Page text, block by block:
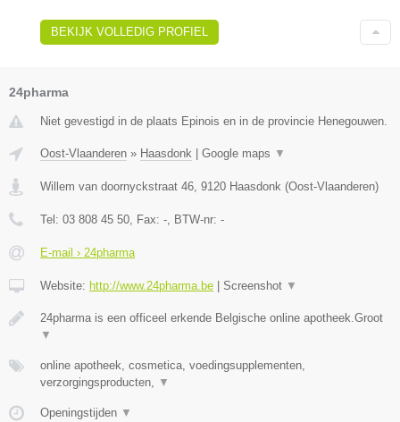
BEKIJK VOLLEDIG PROFIEL
24pharma
Niet gevestigd in de plaats Epinois en in de provincie Henegouwen.
Oost-Vlaanderen » Haasdonk Google maps ▼
Willem van doornyckstraat 46 9120 Haasdonk (Oost-Vlaanderen)
Tel: 03 808 45 50 , Fax: - , BTW-nr: -
E-mail › 24pharma
Website: http://www.24pharma.be Screenshot ▼
24pharma is een officeel erkende Belgische online apotheek.Groot
▼
online apotheek, cosmetica, voedingsupplementen,
verzorgingsproducten,
▼
Openingstijden ▼